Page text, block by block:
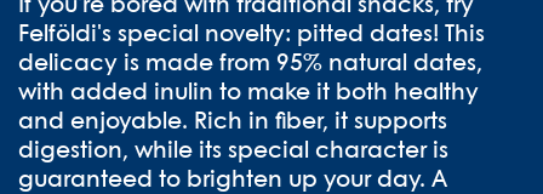
If you're bored with traditional snacks, try
Felföldi's special novelty: pitted dates! This
delicacy is made from 95% natural dates,
with added inulin to make it both healthy
and enjoyable. Rich in fiber, it supports
digestion, while its special character is
guaranteed to brighten up your day. A